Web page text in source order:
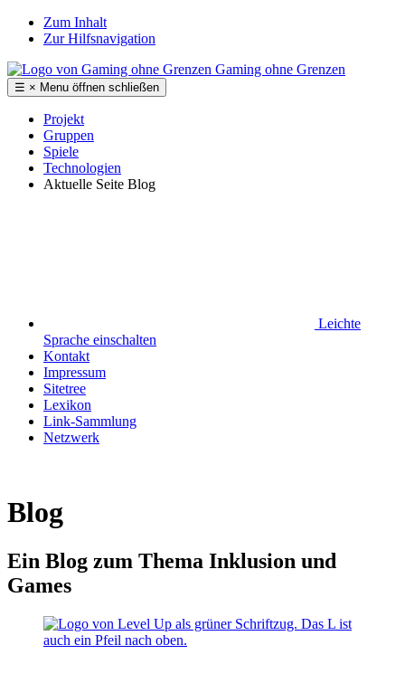
Zum Inhalt
Zur Hilfsnavigation
Gaming ohne Grenzen
☰ × Menu öffnen schließen
Projekt
Gruppen
Spiele
Technologien
Aktuelle Seite Blog
Leichte
Sprache einschalten
Kontakt
Impressum
Sitetree
Lexikon
Link-Sammlung
Netzwerk
Blog
Ein Blog zum Thema Inklusion und
Games